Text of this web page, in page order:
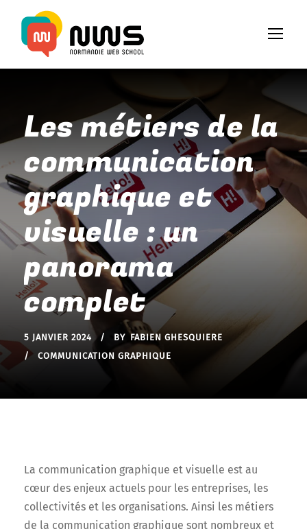
Les métiers de la
communication
graphique et
visuelle : un
panorama
complet
5 JANVIER 2024 BY FABIEN GHESQUIERE
COMMUNICATION GRAPHIQUE
La communication graphique et visuelle est au
cœur des enjeux actuels pour les entreprises, les
collectivités et les organisations. Ainsi les métiers
de la communication graphique sont nombreux et